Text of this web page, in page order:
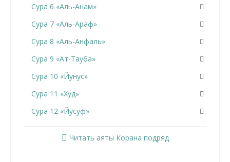
Сура 6 «Аль-Анам»
Сура 7 «Аль-Араф»
Сура 8 «Аль-Анфаль»
Сура 9 «Ат-Тауба»
Сура 10 «Йунус»
Сура 11 «Худ»
Сура 12 «Йусуф»
Читать аяты Корана подряд